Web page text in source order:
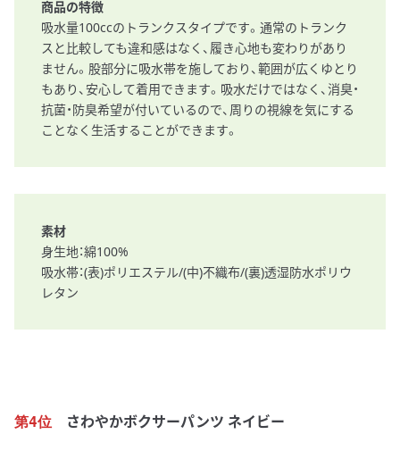
商品の特徴
吸水量100ccのトランクスタイプです。通常のトランク
スと比較しても違和感はなく、履き心地も変わりがあり
ません。股部分に吸水帯を施しており、範囲が広くゆとり
もあり、安心して着用できます。吸水だけではなく、消臭・
抗菌・防臭希望が付いているので、周りの視線を気にする
ことなく生活することができます。
素材
身生地：綿100%
吸水帯：(表)ポリエステル/(中)不織布/(裏)透湿防水ポリウ
レタン
第4位 さわやかボクサーパンツ ネイビー